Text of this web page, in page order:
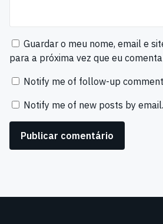
Guardar o meu nome, email e
para a próxima vez que eu
Notify me of follow-up
Notify me of new posts by email.